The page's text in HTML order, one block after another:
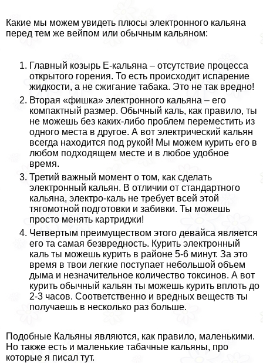
Какие мы можем увидеть плюсы электронного кальяна
перед тем же вейпом или обычным кальяном:
Главный козырь Е-кальяна – отсутствие процесса
открытого горения. То есть происходит испарение
жидкости, а не сжигание табака. Это не так вредно!
Вторая «фишка» электронного кальяна – его
компактный размер. Обычный каль, как правило, ты
не можешь без каких-либо проблем переместить из
одного места в другое. А вот электрический кальян
всегда находится под рукой! Мы можем курить его в
любом подходящем месте и в любое удобное
время.
Третий важный момент о том, как сделать
электронный кальян. В отличии от стандартного
кальяна, электро-каль не требует всей этой
тягомотной подготовки и забивки. Ты можешь
просто менять картриджи!
Четвертым преимуществом этого девайса является
его та самая безвредность. Курить электронный
каль ты можешь курить в районе 5-6 минут. За это
время в твои легкие поступает небольшой объем
дыма и незначительное количество токсинов. А вот
курить обычный кальян ты можешь курить вплоть до
2-3 часов. Соответственно и вредных веществ ты
получаешь в несколько раз больше.
Подобные Кальяны являются, как правило, маленькими.
Но также есть и маленькие табачные кальяны, про
которые я писал тут.